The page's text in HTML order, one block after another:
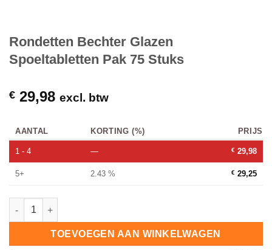
Rondetten Bechter Glazen
Spoeltabletten Pak 75 Stuks
€ 29,98 excl. btw
AANTAL KORTING (%) PRIJS
1 - 4 — € 29,98
5+ 2.43 % € 29,25
Rondetten Bechter Glazen Spoeltabletten Pak 75 Stuks
TOEVOEGEN AAN WINKELWAGEN